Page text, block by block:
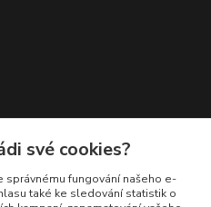
své cookies?
správnému fungování našeho e-
také ke sledování statistik o